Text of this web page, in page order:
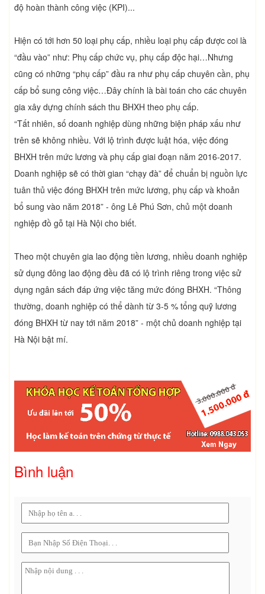
độ hoàn thành công việc (KPI)...
Hiện có tới hơn 50 loại phụ cấp, nhiều loại phụ cấp được coi là
“đầu vào” như: Phụ cấp chức vụ, phụ cấp độc hại…Nhưng
cũng có những “phụ cấp” đầu ra như phụ cấp chuyên cần, phụ
cấp bổ sung công việc…Đây chính là bài toán cho các chuyên
gia xây dựng chính sách thu BHXH theo phụ cấp.
“Tất nhiên, số doanh nghiệp dùng những biện pháp xấu như
trên sẽ không nhiều. Với lộ trình được luật hóa, việc đóng
BHXH trên mức lương và phụ cấp giai đoạn năm 2016-2017.
Doanh nghiệp sẽ có thời gian “chạy đà” để chuẩn bị nguồn lực
tuân thủ việc đóng BHXH trên mức lương, phụ cấp và khoản
bổ sung vào năm 2018” - ông Lê Phú Sơn, chủ một doanh
nghiệp đồ gỗ tại Hà Nội cho biết.
Theo một chuyên gia lao động tiền lương, nhiều doanh nghiệp
sử dụng đông lao động đều đã có lộ trình riêng trong việc sử
dụng ngân sách đáp ứng việc tăng mức đóng BHXH. “Thông
thường, doanh nghiệp có thể dành từ 3-5 % tổng quỹ lương
đóng BHXH từ nay tới năm 2018” - một chủ doanh nghiệp tại
Hà Nội bật mí.
Bình luận